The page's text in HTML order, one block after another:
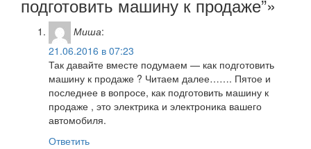
подготовить машину к продаже”»
Миша:
21.06.2016 в 07:23
Так давайте вместе подумаем — как подготовить
машину к продаже ? Читаем далее……. Пятое и
последнее в вопросе, как подготовить машину к
продаже , это электрика и электроника вашего
автомобиля.
Ответить